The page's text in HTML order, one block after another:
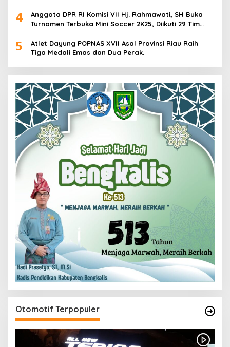
4
Anggota DPR RI Komisi VII Hj. Rahmawati, SH Buka
Turnamen Terbuka Mini Soccer 2K25, Diikuti 29 Tim
5
Atlet Dayung POPNAS XVII Asal Provinsi Riau Raih
Tiga Medali Emas dan Dua Perak.
Otomotif Terpopuler